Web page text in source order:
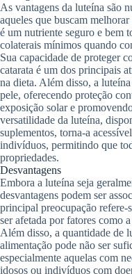
As vantagens da luteína são
aqueles que buscam
é um nutriente seguro e bem
colaterais mínimos quando
Sua capacidade de proteger
catarata é um dos principais
na dieta. Além disso, a
pele, oferecendo proteção
exposição solar e
versatilidade da luteína,
suplementos, torna-a
indivíduos, permitindo que
propriedades.
Desvantagens
Embora a luteína seja
desvantagens podem ser
principal preocupação
ser afetada por fatores como
Além disso, a quantidade de
alimentação pode não ser
especialmente aquelas com
idosos ou indivíduos com